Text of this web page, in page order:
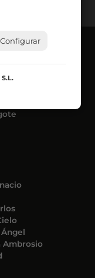
Ambrosio
Configurar